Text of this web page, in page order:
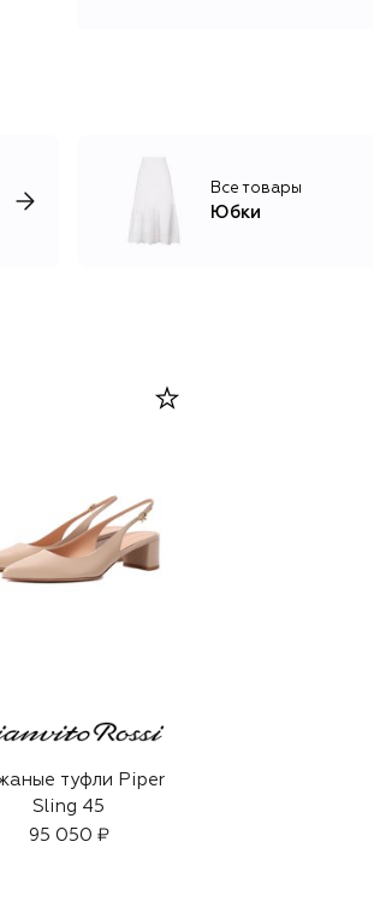
Все товары
Юбки
туфли Piper
Sling 45
95 050 ₽